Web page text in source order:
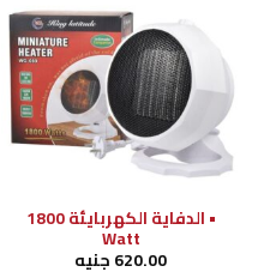
إضافة
إلى
قائمة
الرغبات
• الدفاية الكهربايئة 1800
Watt
620.00جنيه